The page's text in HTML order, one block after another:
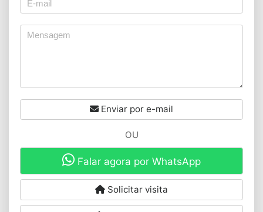
Enviar por e-mail
OU
Falar agora por WhatsApp
Solicitar visita